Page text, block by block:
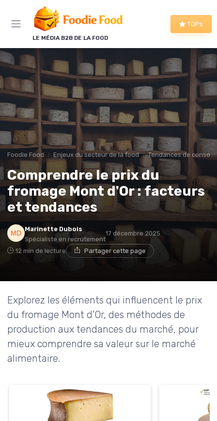
LE MÉDIA B2B DE LA FOOD
TOPs
Foodie Food Enjeux du secteur de la food Tendances de
Comprendre le prix du
fromage Mont d'Or : facteurs
et tendances
Marinette Dubois
Spécialiste en recrutement
17 décembre 2025
12 min de lecture Partager cette page
Explorez les éléments qui influencent le prix
du fromage Mont d'Or, des méthodes de
production aux tendances du marché, pour
mieux comprendre sa valeur sur le marché
alimentaire.
Panneau de gestion des cookies